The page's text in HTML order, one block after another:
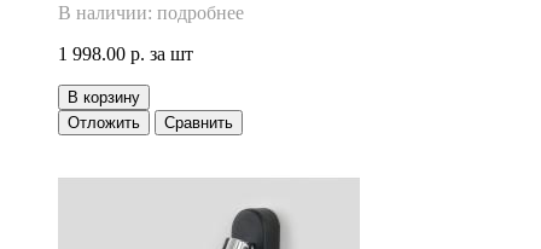
В наличии: подробнее
1 998.00 р. за шт
В корзину
Отложить
Сравнить